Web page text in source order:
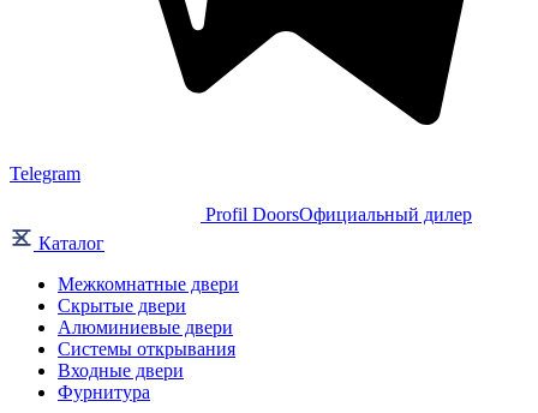
Telegram
Profil DoorsОфициальный дилер
Каталог
Межкомнатные двери
Скрытые двери
Алюминиевые двери
Системы открывания
Входные двери
Фурнитура